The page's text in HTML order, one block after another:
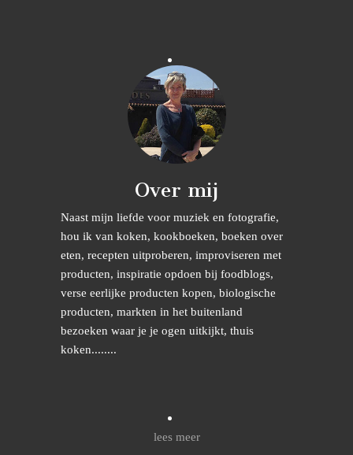
Over mij
Naast mijn liefde voor muziek en fotografie,
hou ik van koken, kookboeken, boeken over
eten, recepten uitproberen, improviseren met
producten, inspiratie opdoen bij foodblogs,
verse eerlijke producten kopen, biologische
producten, markten in het buitenland
bezoeken waar je je ogen uitkijkt, thuis
koken........
lees meer